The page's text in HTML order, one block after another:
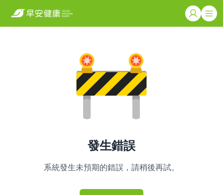
發生錯誤
系統發生未預期的錯誤，請稍後再試。